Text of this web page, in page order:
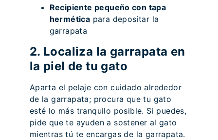
Recipiente pequeño con tapa
hermética para depositar la
garrapata
2. Localiza la garrapata en
la piel de tu gato
Aparta el pelaje con cuidado alrededor
de la garrapata; procura que tu gato
esté lo más tranquilo posible. Si puedes,
pide que te ayuden a sostener al gato
mientras tú te encargas de la garrapata.